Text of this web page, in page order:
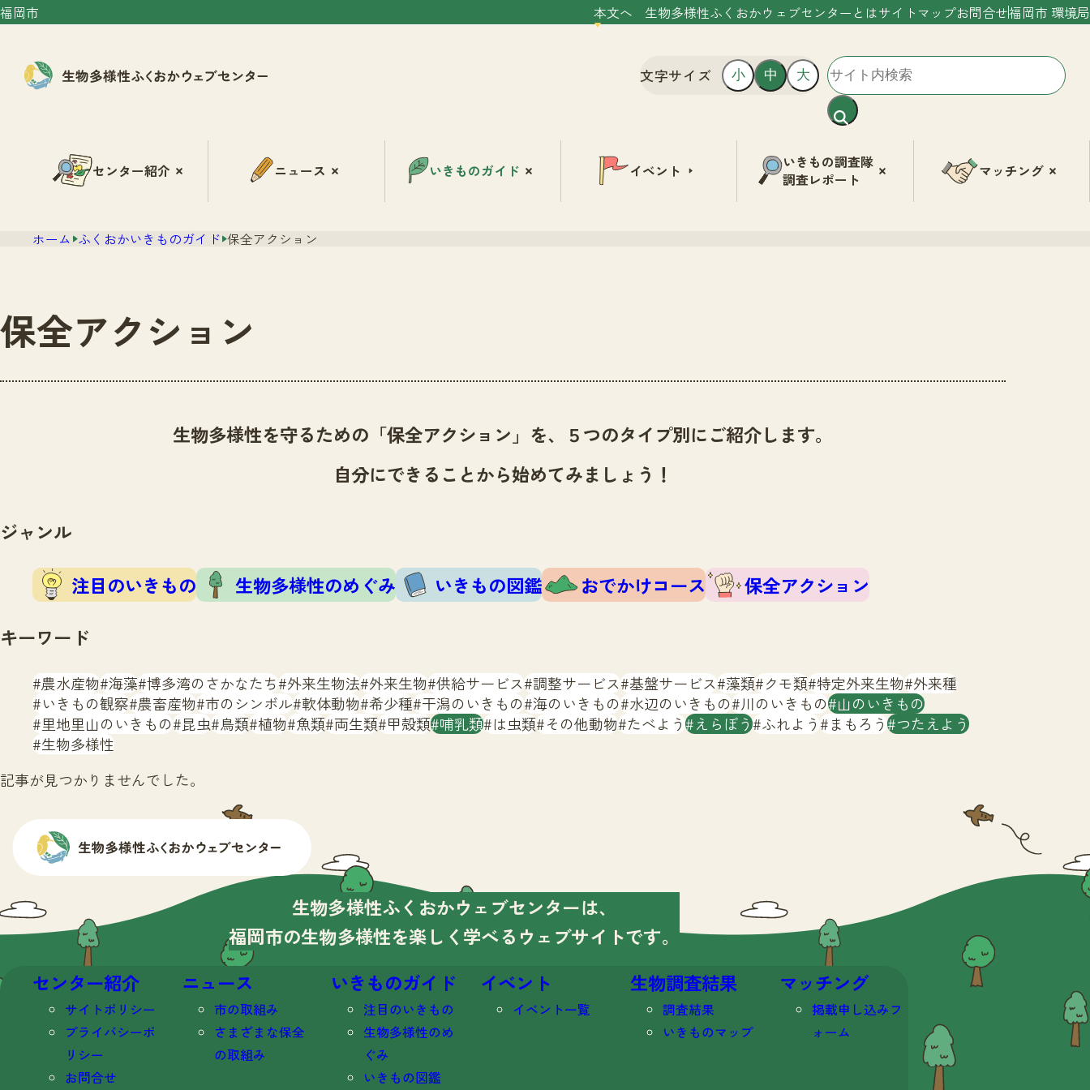
福岡市 本文へ 生物多様性ふくおかウェブセンターとはサイトマップお問合せ福岡市 環境局
文字サイズ 小 中 大
センター紹介 ニュース いきものガイド イベント
いきもの調査隊
調査レポート
マッチング
ホーム ふくおかいきものガイド 保全アクション
保全アクション
生物多様性を守るための「保全アクション」を、５つのタイプ別にご紹介します。
自分にできることから始めてみましょう！
ジャンル
注目のいきもの 生物多様性のめぐみ いきもの図鑑 おでかけコース
保全アクション
キーワード
農水産物 海藻 博多湾のさかなたち 外来生物法 外来生物 供給サービス 調整サービス 基盤サービス 藻類 クモ類 特定外来生物 外来種
いきもの観察 農畜産物 市のシンボル 軟体動物 希少種 干潟のいきもの 海のいきもの 水辺のいきもの 川のいきもの 山のいきもの
里地里山のいきもの 昆虫 鳥類 植物 魚類 両生類 甲殻類 哺乳類 は虫類 その他動物 たべよう えらぼう ふれよう まもろう つたえよう
生物多様性
記事が見つかりませんでした。
生物多様性ふくおかウェブセンターは、
福岡市の生物多様性を楽しく学べる ウェブサイトです。
センター紹介
サイトポリシー
プライバシーポ
リシー
お問合せ
ニュース
市の取組み
さまざまな保全
の取組み
いきものガイド
注目のいきもの
生物多様性のめ
ぐみ
いきもの図鑑
イベント
イベント一覧
生物調査結果
調査結果
いきものマップ
マッチング
掲載申し込みフ
ォーム